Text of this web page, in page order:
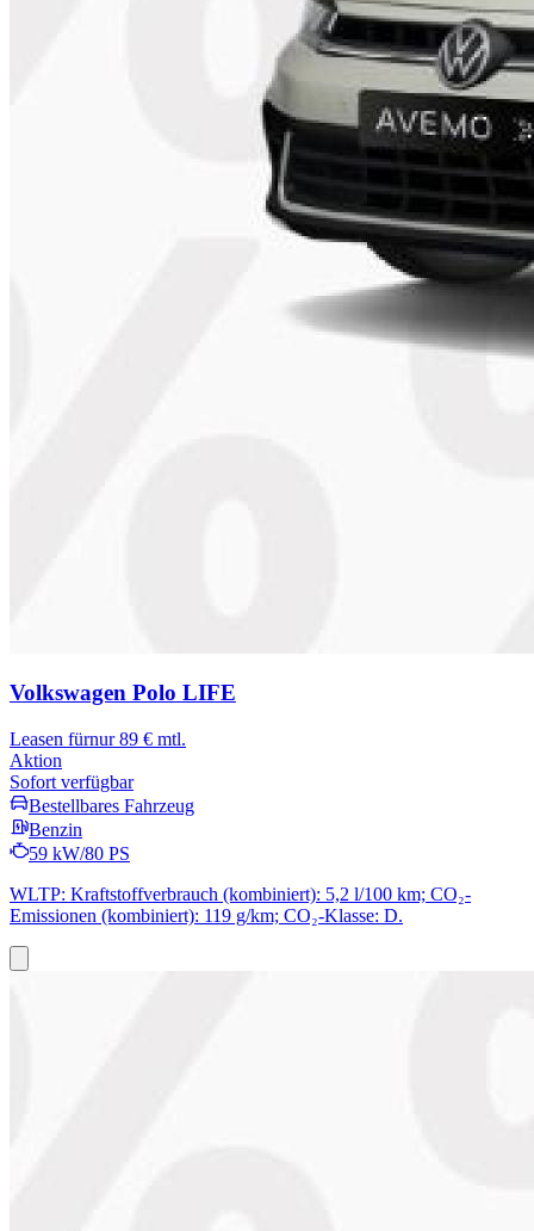
Volkswagen Polo LIFE
Leasen fürnur 89 € mtl.
Aktion
Sofort verfügbar
Bestellbares Fahrzeug
Benzin
59 kW/80 PS
WLTP: Kraftstoffverbrauch (kombiniert): 5,2 l/100 km; CO₂-
Emissionen (kombiniert): 119 g/km; CO₂-Klasse: D.